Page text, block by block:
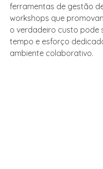
ferramentas de gestão
workshops que
o verdadeiro custo pode
tempo e esforço
ambiente colaborativo.